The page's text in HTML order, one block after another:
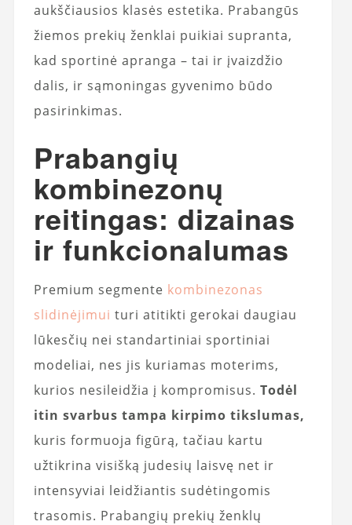
aukščiausios klasės estetika. Prabangūs
žiemos prekių ženklai puikiai supranta,
kad sportinė apranga – tai ir įvaizdžio
dalis, ir sąmoningas gyvenimo būdo
pasirinkimas.
Prabangių
kombinezonų
reitingas: dizainas
ir funkcionalumas
Premium segmente kombinezonas
slidinėjimui turi atitikti gerokai daugiau
lūkesčių nei standartiniai sportiniai
modeliai, nes jis kuriamas moterims,
kurios nesileidžia į kompromisus. Todėl
itin svarbus tampa kirpimo tikslumas,
kuris formuoja figūrą, tačiau kartu
užtikrina visišką judesių laisvę net ir
intensyviai leidžiantis sudėtingomis
trasomis. Prabangių prekių ženklų